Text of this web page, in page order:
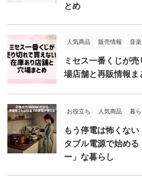
とめ
人気商品 販売情報 音楽
ミセス一番くじが
場店舗と再販情報ま
お役立ち 人気商品 暮ら
もう停電は怖くな
タブル電源で始める
ー」な暮らし